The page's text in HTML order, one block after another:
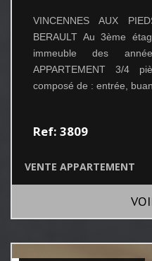
VINCENNES AUX
BERAULT Au 3ème
immeuble des
APPARTEMENT 3/4
composé de : entrée,
Ref: 3809
VENTE APPARTEMENT